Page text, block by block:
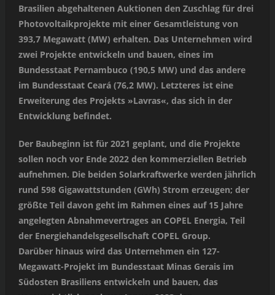
Brasilien abgehaltenen Auktionen den Zuschlag für drei
Photovoltaikprojekte mit einer Gesamtleistung von
393,7 Megawatt (MW) erhalten. Das Unternehmen wird
zwei Projekte entwickeln und bauen, eines im
Bundesstaat Pernambuco (190,5 MW) und das andere
im Bundesstaat Ceará (76,2 MW). Letzteres ist eine
Erweiterung des Projekts »Lavras«, das sich in der
Entwicklung befindet.
Der Baubeginn ist für 2021 geplant, und die Projekte
sollen noch vor Ende 2022 den kommerziellen Betrieb
aufnehmen. Die beiden Solarkraftwerke werden jährlich
rund 598 Gigawattstunden (GWh) Strom erzeugen; der
größte Teil davon geht im Rahmen eines auf 15 Jahre
angelegten Abnahmevertrages an COPEL Energia, Teil
der Energiehandelsgesellschaft COPEL Group.
Darüber hinaus wird das Unternehmen ein 127-
Megawatt-Projekt im Bundesstaat Minas Gerais im
Südosten Brasiliens entwickeln und bauen, das